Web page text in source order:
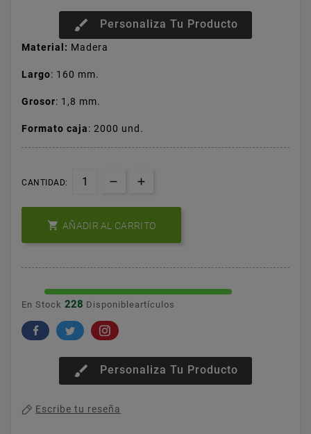
brush Personaliza Tu Producto
Material: Madera
Largo: 160 mm.
Grosor: 1,8 mm.
Formato caja: 2000 und.
CANTIDAD:
 AÑADIR AL CARRITO
En Stock 228 Disponibleartículos
brush Personaliza Tu Producto
Escribe tu reseña